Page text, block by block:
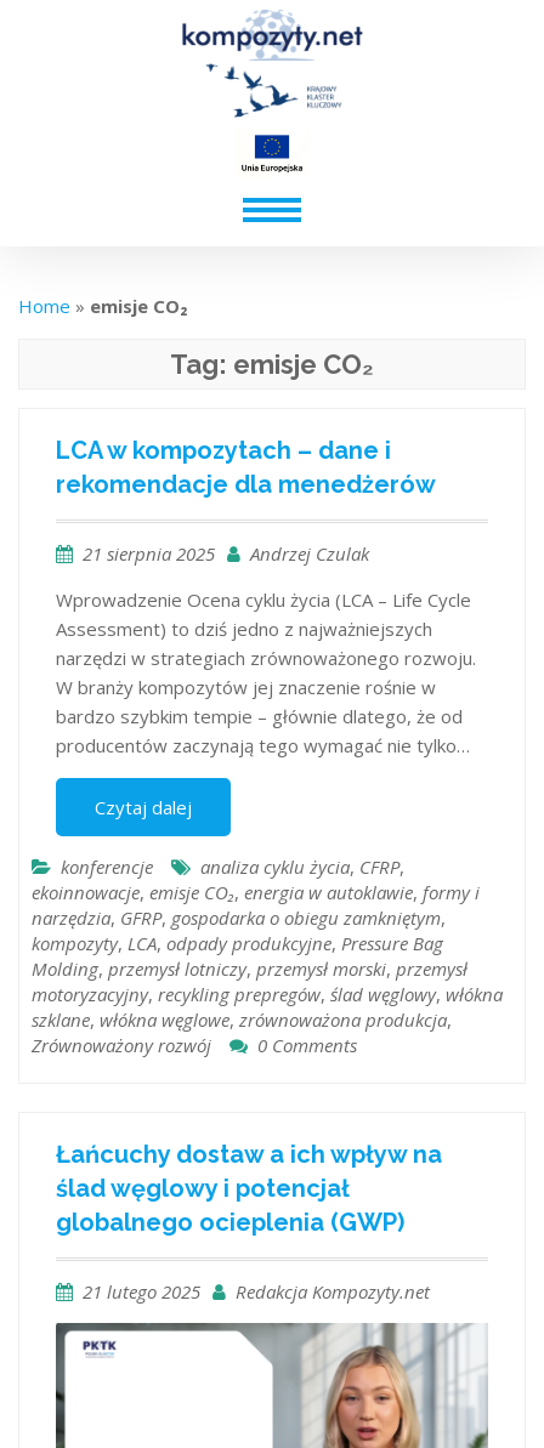
Home » emisje CO₂
Tag: emisje CO₂
LCA w kompozytach – dane i
rekomendacje dla menedżerów
21 sierpnia 2025
Andrzej Czulak
Wprowadzenie Ocena cyklu życia (LCA – Life Cycle
Assessment) to dziś jedno z najważniejszych
narzędzi w strategiach zrównoważonego rozwoju.
W branży kompozytów jej znaczenie rośnie w
bardzo szybkim tempie – głównie dlatego, że od
producentów zaczynają tego wymagać nie tylko…
Czytaj dalej
konferencje analiza cyklu życia, CFRP,
ekoinnowacje, emisje CO₂, energia w autoklawie, formy i
narzędzia, GFRP, gospodarka o obiegu zamkniętym,
kompozyty, LCA, odpady produkcyjne, Pressure Bag
Molding, przemysł lotniczy, przemysł morski, przemysł
motoryzacyjny, recykling prepregów, ślad węglowy, włókna
szklane, włókna węglowe, zrównoważona produkcja,
Zrównoważony rozwój
0 Comments
Łańcuchy dostaw a ich wpływ na
ślad węglowy i potencjał
globalnego ocieplenia (GWP)
21 lutego 2025 Redakcja Kompozyty.net